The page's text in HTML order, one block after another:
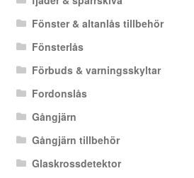
Fönster & altanlås tillbehör
Fönsterlås
Förbuds & varningsskyltar
Fordonslås
Gångjärn
Gångjärn tillbehör
Glaskrossdetektor